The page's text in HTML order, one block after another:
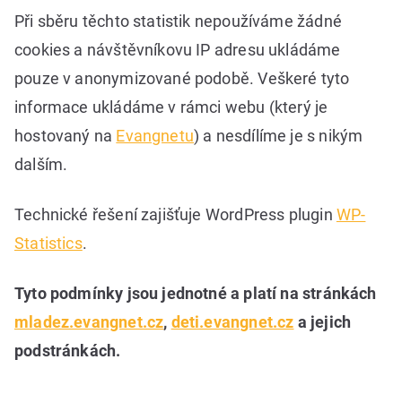
Při sběru těchto statistik nepoužíváme žádné
cookies a návštěvníkovu IP adresu ukládáme
pouze v anonymizované podobě. Veškeré tyto
informace ukládáme v rámci webu (který je
hostovaný na Evangnetu) a nesdílíme je s nikým
dalším.
Technické řešení zajišťuje WordPress plugin WP-
Statistics.
Tyto podmínky jsou jednotné a platí na stránkách
mladez.evangnet.cz, deti.evangnet.cz a jejich
podstránkách.